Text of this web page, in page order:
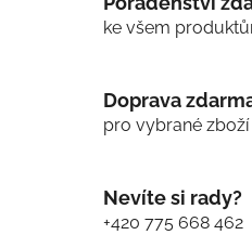
ke všem
Doprava
pro vybrané zboží
Nevíte si rady?
+420 775 668 462